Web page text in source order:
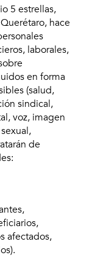
5 estrellas,
hace
laborales,
en forma
(salud,
sindical,
voz, imagen
de
afectados,